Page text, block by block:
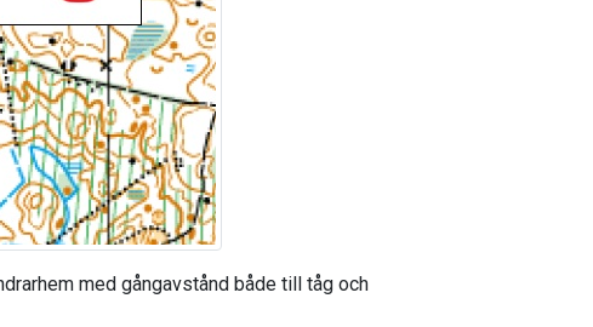
med gångavstånd både till tåg och